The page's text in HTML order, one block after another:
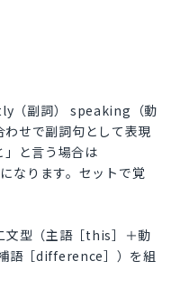
（副詞） speaking（動
せで副詞句として表現
」と言う場合は
なります。セットで覚
文型（主語［this］＋動
語［difference］）を組